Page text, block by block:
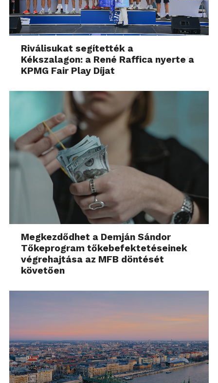
Riválisukat segítették a
Kékszalagon: a René Raffica nyerte a
KPMG Fair Play Díjat
Megkezdődhet a Demján Sándor
Tőkeprogram tőkebefektetéseinek
végrehajtása az MFB döntését
követően